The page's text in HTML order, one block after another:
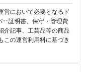
営において必要となるド
ー証明書、保守・管理費
介記事、工芸品等の商品
この運営利用料に基づき